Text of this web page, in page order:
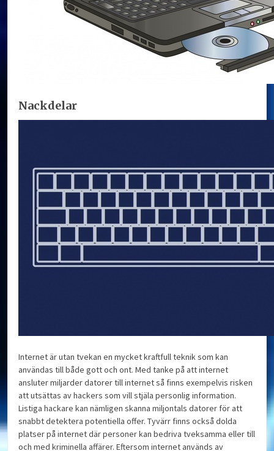
Nackdelar
Internet är utan tvekan en mycket kraftfull teknik som kan
användas till både gott och ont. Med tanke på att internet
ansluter miljarder datorer till internet så finns exempelvis risken
att utsättas av hackers som vill stjäla personlig information.
Listiga hackare kan nämligen skanna miljontals datorer för att
snabbt detektera potentiella offer. Tyvärr finns också dolda
platser på internet där personer kan bedriva tveksamma eller till
och med kriminella affärer. Eftersom internet används av